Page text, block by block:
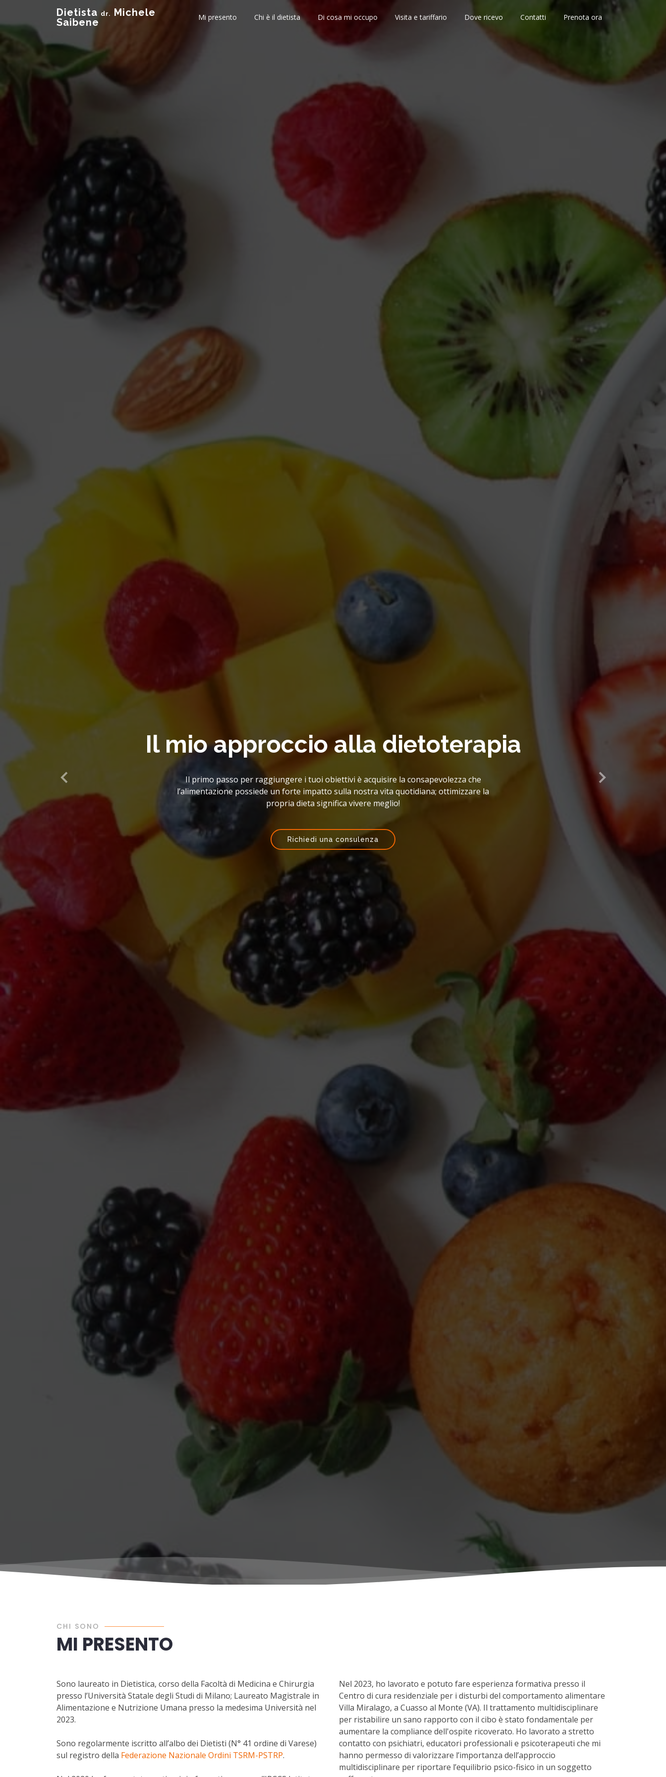
Dietista dr. Michele
Saibene
Mi presento Chi è il dietista Di cosa mi occupo Visita e tariffario Dove ricevo Contatti Prenota ora
Cos'è l'analisi impedenziometrica
Si tratta di un’analisi della composizione corporea, ovvero di uno studio in grado di
misurare una stima accurata del quantitativo di acqua, muscolo e grasso e loro
distribuzione nell’organismo.
Leggi di più
CHI SONO
MI PRESENTO
Sono laureato in Dietistica, corso della Facoltà di Medicina e Chirurgia
presso l’Università Statale degli Studi di Milano; Laureato Magistrale in
Alimentazione e Nutrizione Umana presso la medesima Università nel
2023.
Sono regolarmente iscritto all’albo dei Dietisti (N° 41 ordine di Varese)
sul registro della Federazione Nazionale Ordini TSRM-PSTRP.
Nel 2023, ho lavorato e potuto fare esperienza formativa presso il
Centro di cura residenziale per i disturbi del comportamento alimentare
Villa Miralago, a Cuasso al Monte (VA). Il trattamento multidisciplinare
per ristabilire un sano rapporto con il cibo è stato fondamentale per
aumentare la compliance dell'ospite ricoverato. Ho lavorato a stretto
contatto con psichiatri, educatori professionali e psicoterapeuti che mi
hanno permesso di valorizzare l’importanza dell’approccio
multidisciplinare per riportare l’equilibrio psico-fisico in un soggetto